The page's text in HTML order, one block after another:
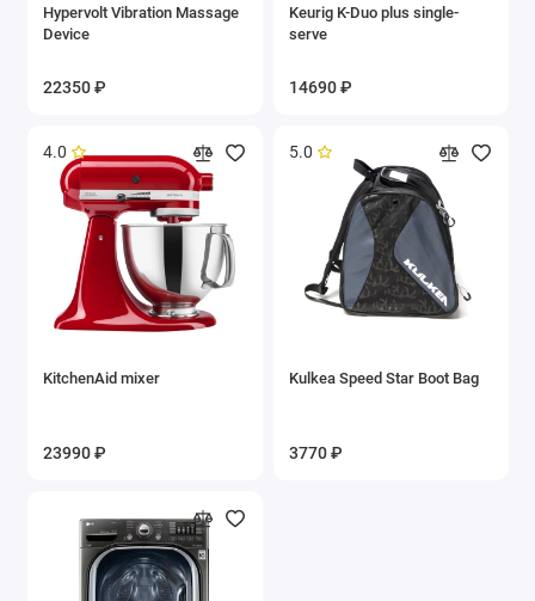
Hypervolt Vibration Massage
Device
22350 ₽
Keurig K-Duo plus single-
serve
14690 ₽
4.0
KitchenAid mixer
23990 ₽
5.0
Kulkea Speed Star Boot Bag
3770 ₽